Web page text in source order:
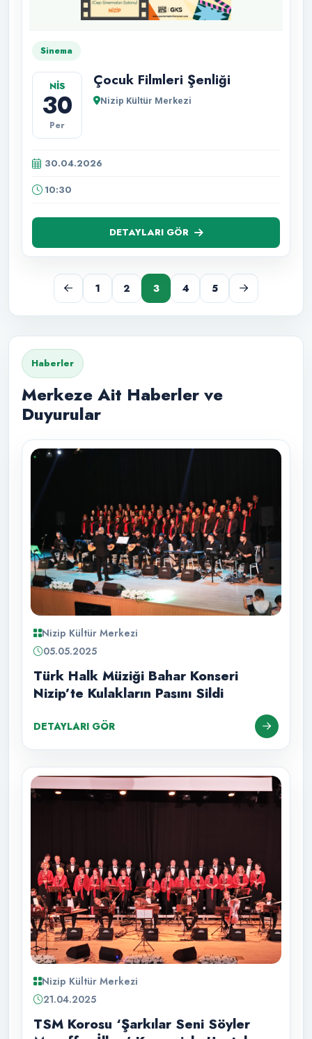
Sinema
NİS
30
Per
Çocuk Filmleri Şenliği
Nizip Kültür Merkezi
30.04.2026
10:30
DETAYLARI GÖR
1 2 3 4 5
Haberler
Merkeze Ait Haberler ve
Duyurular
Nizip Kültür Merkezi
05.05.2025
Türk Halk Müziği Bahar Konseri
Nizip’te Kulakların Pasını Sildi
DETAYLARI GÖR
Nizip Kültür Merkezi
21.04.2025
TSM Korosu ‘Şarkılar Seni Söyler